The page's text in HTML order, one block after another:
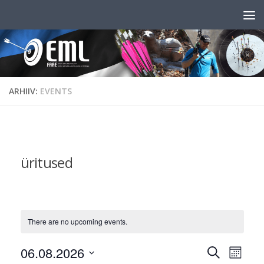
ARHIIV: EVENTS
üritused
There are no upcoming events.
E
SearchE
Month
06.08.2026